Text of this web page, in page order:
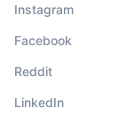
Instagram
Facebook
Reddit
LinkedIn